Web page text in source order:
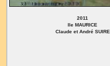
2011
Ile MAURICE
Claude et André SUIRE